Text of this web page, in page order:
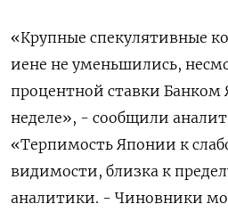
«Крупные спекулятивные
иене не уменьшились,
процентной ставки Банком
неделе», - сообщили
«Терпимость Японии к
видимости, близка к
аналитики. - Чиновники